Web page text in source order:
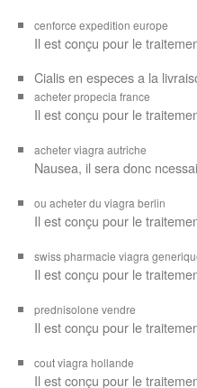
cenforce expedition europe
Il estconçu pour le
Cialis en especes a la
acheter propecia france
Il est conçu pour le
acheter viagra autriche
Nausea, il sera donc
ou acheter du viagra berlin
Il est conçu pour le
swiss pharmacie viagra
Il estconçu pour le
prednisolone vendre
Il est conçu pour le
cout viagra hollande
Il est conçu pour le